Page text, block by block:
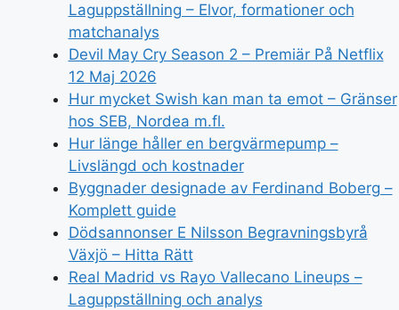
Laguppställning – Elvor, formationer och
matchanalys
Devil May Cry Season 2 – Premiär På Netflix
12 Maj 2026
Hur mycket Swish kan man ta emot – Gränser
hos SEB, Nordea m.fl.
Hur länge håller en bergvärmepump –
Livslängd och kostnader
Byggnader designade av Ferdinand Boberg –
Komplett guide
Dödsannonser E Nilsson Begravningsbyrå
Växjö – Hitta Rätt
Real Madrid vs Rayo Vallecano Lineups –
Laguppställning och analys